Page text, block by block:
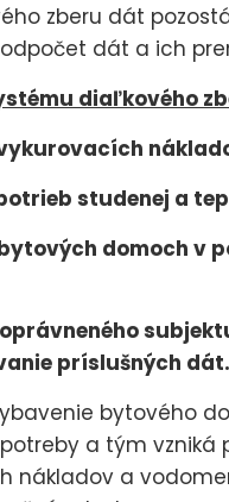
zberu dát
dát a ich
diaľkového
studenej a
domoch v
príslušných dát.
bytového
a tým
nákladov a